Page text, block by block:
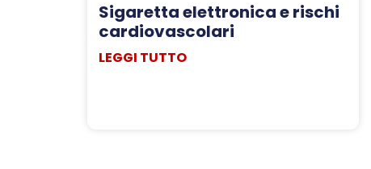
Sigaretta elettronica e rischi
cardiovascolari
LEGGI TUTTO